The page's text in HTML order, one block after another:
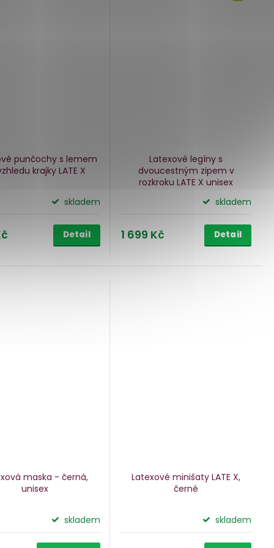
punčochy s lemem
krajky LATE X
skladem
Detail
Latexové legíny s
dvoucestným zipem v
rozkroku LATE Xunisex
skladem
1 699 Kč Detail
maska - černá,
unisex
skladem
Latexové minišaty LATE X,
černé
skladem